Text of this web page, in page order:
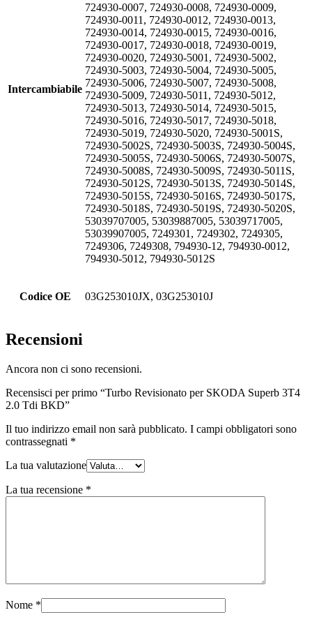
Intercambiabile
724930-0007, 724930-0008, 724930-0009,
724930-0011, 724930-0012, 724930-0013,
724930-0014, 724930-0015, 724930-0016,
724930-0017, 724930-0018, 724930-0019,
724930-0020, 724930-5001, 724930-5002,
724930-5003, 724930-5004, 724930-5005,
724930-5006, 724930-5007, 724930-5008,
724930-5009, 724930-5011, 724930-5012,
724930-5013, 724930-5014, 724930-5015,
724930-5016, 724930-5017, 724930-5018,
724930-5019, 724930-5020, 724930-5001S,
724930-5002S, 724930-5003S, 724930-5004S,
724930-5005S, 724930-5006S, 724930-5007S,
724930-5008S, 724930-5009S, 724930-5011S,
724930-5012S, 724930-5013S, 724930-5014S,
724930-5015S, 724930-5016S, 724930-5017S,
724930-5018S, 724930-5019S, 724930-5020S,
53039707005, 53039887005, 53039717005,
53039907005, 7249301, 7249302, 7249305,
7249306, 7249308, 794930-12, 794930-0012,
794930-5012, 794930-5012S
Codice OE 03G253010JX, 03G253010J
Recensioni
Ancora non ci sono recensioni.
Recensisci per primo “Turbo Revisionato per SKODA Superb 3T4
2.0 Tdi BKD”
Il tuo indirizzo email non sarà pubblicato. I campi obbligatori sono
contrassegnati *
La tua valutazione
La tua recensione *
Nome *